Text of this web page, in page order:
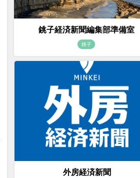
銚子経済新聞編集部準備室
銚子
外房経済新聞